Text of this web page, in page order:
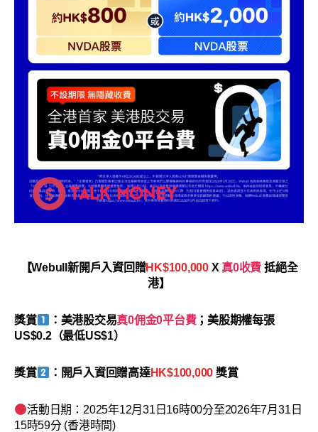
【Webull新開戶入資回贈HK$100,000X 真0收費 抵絕全
港】
獎賞 ：美港股交易真0佣金0平台費；美股期權每張
US$0.2（最低US$1）
獎賞 ：開戶入資回贈高達HK$100,000 獎賞
活動日期：2025年12月31日16時00分至2026年7月31日
15時59分 (香港時間)